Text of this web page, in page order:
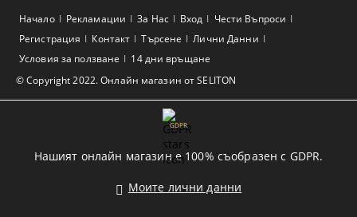
© Copyright 2022. Онлайн магазин от SELITON
Начало Рекламации За Нас Вход
Чести Въпроси
Регистрация
Контакт Търсене
Лични Данни
Условия за ползване
14 дни връщане
GDPR
Нашият онлайн магазин е 100% съобразен с GDPR.
Моите лични данни